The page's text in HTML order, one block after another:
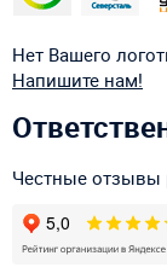
Нет Вашего
Напишите нам!
Честные отзывы